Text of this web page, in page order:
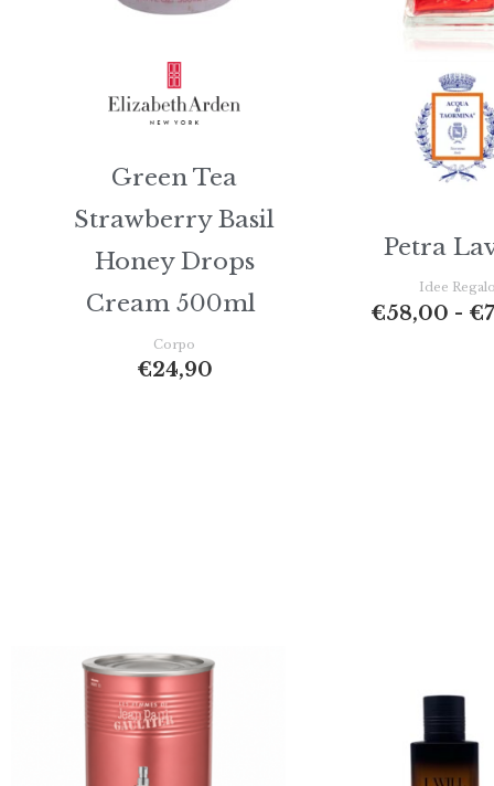
Green Tea
Strawberry Basil
Honey Drops
Cream 500ml
Corpo
€24,90
Petra
Idee Regalo
€58,00 - €